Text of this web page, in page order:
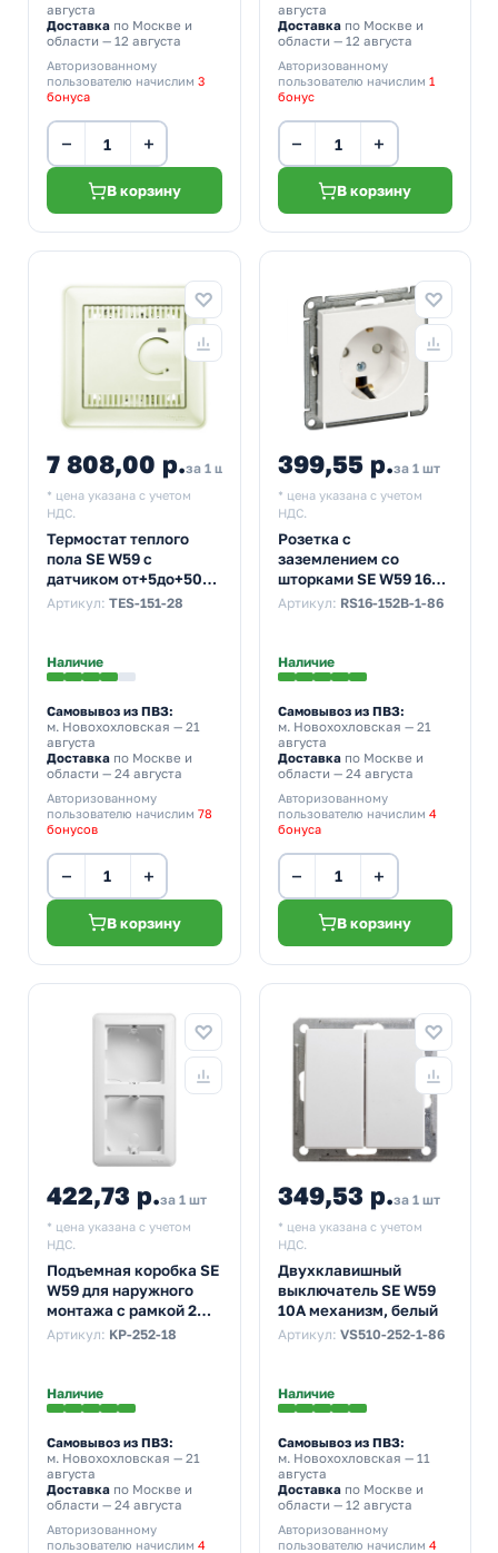
августа
Доставка по Москве и
области — 12 августа
Авторизованному
пользователю начислим 3
бонуса
− +
В корзину
августа
Доставкапо Москве и
области — 12 августа
Авторизованному
пользователю начислим 1
бонус
− +
В корзину
7 808,00 р.за 1 шт
* цена указана с учетом
НДС.
Термостат теплого
пола SE W59 с
датчиком от+5до+50С
10A в сборе, слоновая
Артикул: TES-151-28
Наличие
Самовывоз из ПВЗ:
м. Новохохловская — 21
августа
Доставка по Москве и
области — 24 августа
Авторизованному
пользователю начислим 78
бонусов
− +
В корзину
399,55 р.за 1 шт
* цена указана с учетом
НДС.
Розетка с
заземлением со
шторками SE W59 16А
Aqua IP44, белый
Артикул: RS16-152B-1-86
Наличие
Самовывоз из ПВЗ:
м. Новохохловская — 21
августа
Доставкапо Москве и
области — 24 августа
Авторизованному
пользователю начислим 4
бонуса
− +
В корзину
422,73 р.за 1 шт
* цена указана с учетом
НДС.
Подъемная коробка SE
W59 для наружного
монтажа с рамкой 2
поста, белый
Артикул: KP-252-18
Наличие
Самовывоз из ПВЗ:
м. Новохохловская — 21
августа
Доставка по Москве и
области — 24 августа
Авторизованному
пользователю начислим 4
349,53 р.за 1 шт
* цена указана с учетом
НДС.
Двухклавишный
выключатель SE W59
10A механизм, белый
Артикул: VS510-252-1-86
Наличие
Самовывоз из ПВЗ:
м. Новохохловская — 11
августа
Доставкапо Москве и
области — 12 августа
Авторизованному
пользователю начислим 4